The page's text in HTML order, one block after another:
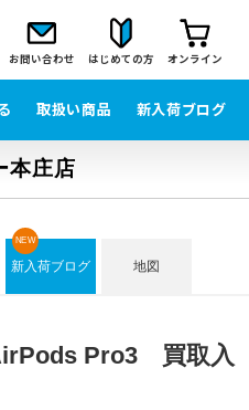
お問い合わせ はじめての方 オンライン
取扱い商品 新入荷ブログ
本庄店
新入荷ブログ
NEW
地図
Pro3 買取入